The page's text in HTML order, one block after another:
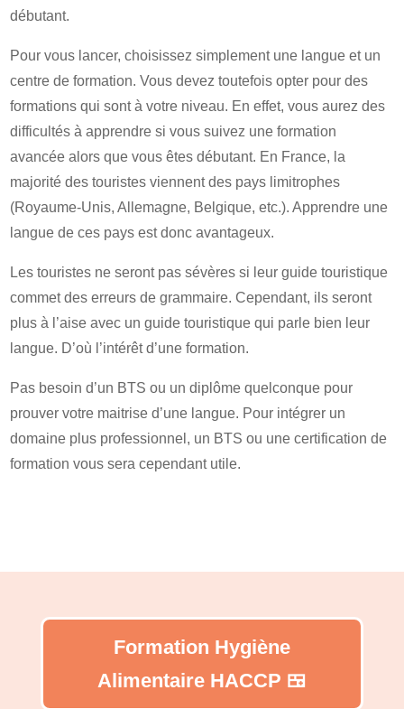
débutant.
Pour vous lancer, choisissez simplement une langue et un
centre de formation. Vous devez toutefois opter pour des
formations qui sont à votre niveau. En effet, vous aurez des
difficultés à apprendre si vous suivez une formation
avancée alors que vous êtes débutant. En France, la
majorité des touristes viennent des pays limitrophes
(Royaume-Unis, Allemagne, Belgique, etc.). Apprendre une
langue de ces pays est donc avantageux.
Les touristes ne seront pas sévères si leur guide touristique
commet des erreurs de grammaire. Cependant, ils seront
plus à l’aise avec un guide touristique qui parle bien leur
langue. D’où l’intérêt d’une formation.
Pas besoin d’un BTS ou un diplôme quelconque pour
prouver votre maitrise d’une langue. Pour intégrer un
domaine plus professionnel, un BTS ou une certification de
formation vous sera cependant utile.
Formation Hygiène
Alimentaire HACCP 🍱